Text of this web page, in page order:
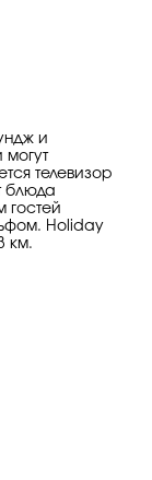
и
могут
телевизор
блюда
гостей
Holiday
км.